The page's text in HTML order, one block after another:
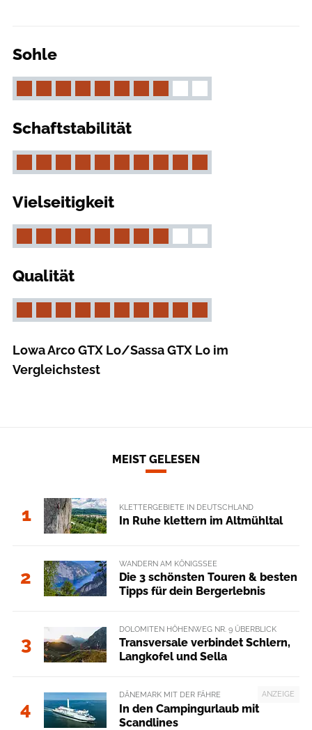
Sohle
Schaftstabilität
Vielseitigkeit
Qualität
Lowa Arco GTX Lo/Sassa GTX Lo im
Vergleichstest
MEIST GELESEN
1 KLETTERGEBIETE IN DEUTSCHLAND
In Ruhe klettern im Altmühltal
2
WANDERN AM KÖNIGSSEE
Die 3 schönsten Touren & besten
Tipps für dein Bergerlebnis
3
DOLOMITEN HÖHENWEG NR. 9 ÜBERBLICK
Transversale verbindet Schlern,
Langkofel und Sella
4
ANZEIGE
DÄNEMARK MIT DER FÄHRE
In den Campingurlaub mit
Scandlines